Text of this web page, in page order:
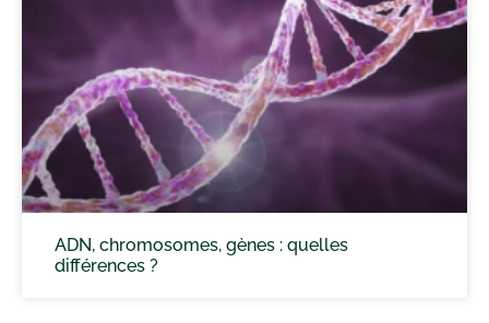
ADN, chromosomes, gènes : quelles
différences ?